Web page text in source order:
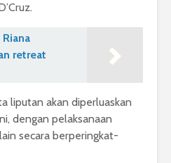
retreat
liputan akan diperluaskan
dengan pelaksanaan
secara berperingkat-